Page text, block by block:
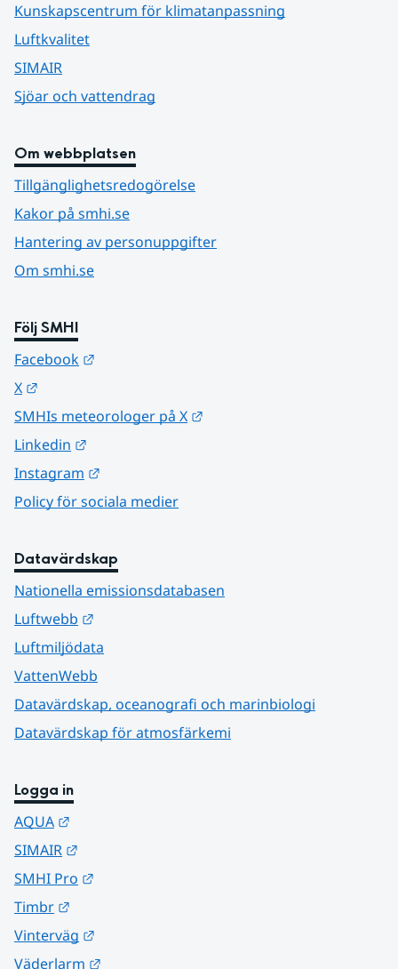
Kunskapscentrum för klimatanpassning
Luftkvalitet
SIMAIR
Sjöar och vattendrag
Om webbplatsen
Tillgänglighetsredogörelse
Kakor på smhi.se
Hantering av personuppgifter
Om smhi.se
Följ SMHI
Facebook
X
SMHIs meteorologer på X
Linkedin
Instagram
Policy för sociala medier
Datavärdskap
Nationella emissionsdatabasen
Luftwebb
Luftmiljödata
VattenWebb
Datavärdskap, oceanografi och marinbiologi
Datavärdskap för atmosfärkemi
Logga in
AQUA
SIMAIR
SMHI Pro
Timbr
Vinterväg
Väderlarm